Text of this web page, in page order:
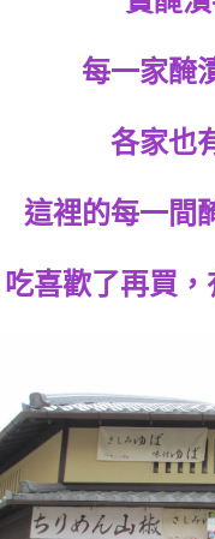
每一家醃
各家也
這裡的每一間
吃喜歡了再買